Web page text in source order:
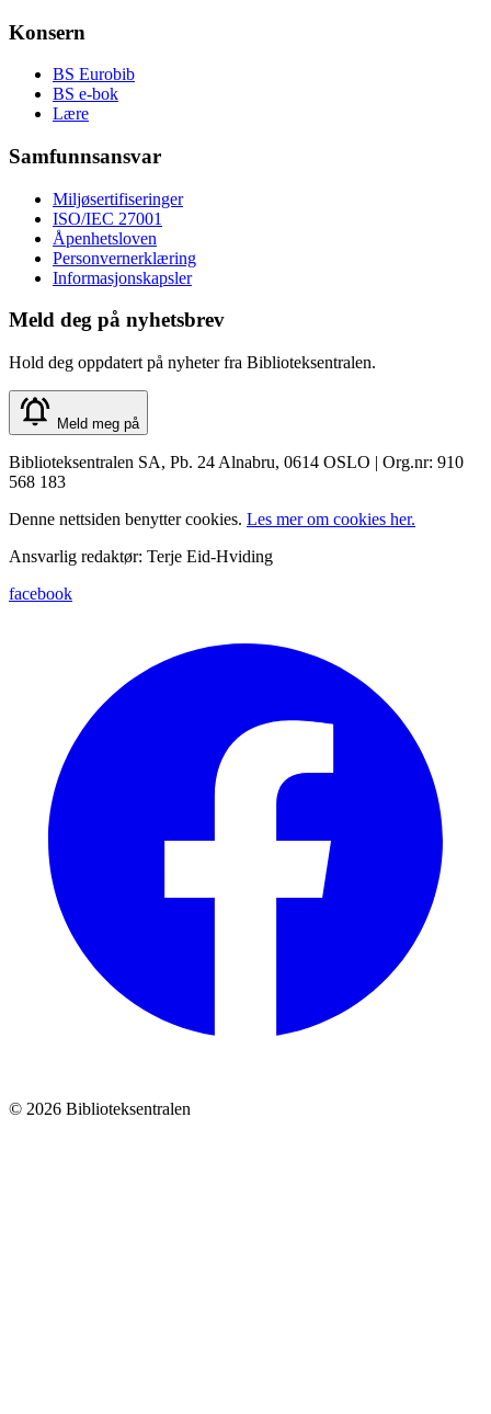
Konsern
BS Eurobib
BS e-bok
Lære
Samfunnsansvar
Miljøsertifiseringer
ISO/IEC 27001
Åpenhetsloven
Personvernerklæring
Informasjonskapsler
Meld deg på nyhetsbrev
Hold deg oppdatert på nyheter fra Biblioteksentralen.
Meld meg på
Biblioteksentralen SA, Pb. 24 Alnabru, 0614 OSLO | Org.nr: 910
568 183
Denne nettsiden benytter cookies. Les mer om cookies her.
Ansvarlig redaktør: Terje Eid-Hviding
facebook
© 2026 Biblioteksentralen